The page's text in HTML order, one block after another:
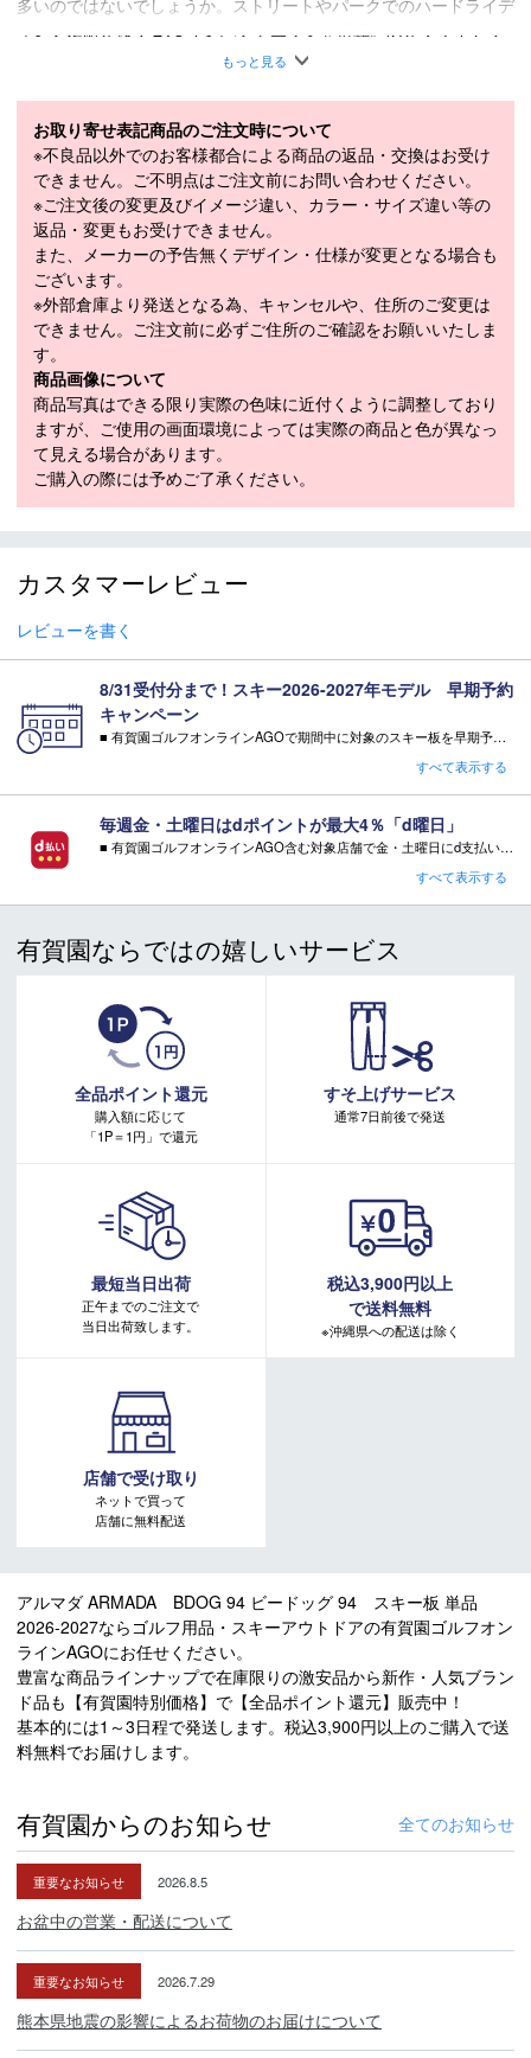
多いのではないでしょうか。ストリートやパークでのハードライデ
ィングに耐え抜く２.５インパクトエッジを搭載。あえてサイドウ
ォールを短くする事で、トップ＆テールがソフトで捻れやすくバタ
ります。25-26から、スキー全体が均一にたわむサークルフレック
スを改良を施しました。“より柔らかく、プレイフルに”薄いグラス
ファイバー２枚で、コアを挟むように配置することでより柔らか
く、よりきれいにスキーがたわむようになりました。Circle Flex＝
真円のようにたわみます。プレス時には体重を支え切らなければな
らないので、ただ柔らかいだけではなく、芯のある柔らかさがBD
OG最大の特徴です。ARMADAで最もソフトで遊び心溢れる1台で
あるに違いありません。多くのARインターナショナルライダーが
挙って使用するスキーの一つでもあります。
フリースタイルロッカー / ポプラアッシュコア / 2.5インパクトエ
ッジ / S7ベース / AR75 サイドウォール
SPECIFICATION
モデル
RA0000912
LENGTH（cm）
164cm / 172cm / 180cm
SIDECUT（mm）
121-94-116.5mm
モデル年
スキー 注意事項
＊商品情報はディーラーカタログを基に表記しております。
＊製造の時期により、デザインが商品画像と異なる場合がご
ざいます。
＊製造上におきる細かい傷・汚れは、不良品に該当はしませ
ん。
る場合がございます。
場合、取付工賃は無料です。
＊商品に質問などある場合は、ご購入前にショップまでお問
い合わせください。
もっと見る
お取り寄せ表記商品のご注文時について
※不良品以外でのお客様都合による商品の返品・交換はお受け
できません。ご不明点はご注文前にお問い合わせください。
※ご注文後の変更及びイメージ違い、カラー・サイズ違い等の
返品・変更もお受けできません。
また、メーカーの予告無くデザイン・仕様が変更となる場合も
ございます。
※外部倉庫より発送となる為、キャンセルや、住所のご変更は
できません。ご注文前に必ずご住所のご確認をお願いいたしま
す。
商品画像について
商品写真はできる限り実際の色味に近付くように調整しており
ますが、ご使用の画面環境によっては実際の商品と色が異なっ
て見える場合があります。
ご購入の際には予めご了承ください。
カスタマーレビュー
レビューを書く
8/31受付分まで！スキー2026-2027年モデル 早期予約
キャンペーン
■ 有賀園ゴルフオンラインAGOで期間中に対象のスキー板を早期予約頂いた方に有償オプションを無料サービス！
※相当額として記載している有償オプション金額は当店の通常金額となります。
注意事項：
・特典をご希望の場合は、必ずページ内でご選択ください。
・特典をご希望されない場合、その相当額の値引き・ご返金はございません。
すべて表示する
毎週金・土曜日はdポイントが最大4％「d曜日」
■ 有賀園ゴルフオンラインAGO含む対象店舗で金・土曜日にd支払いをすると
■ キャンペーン期間：毎週 金・土曜日 AM 0:00 - PM 23:59
注意事項：
・有賀園ポイントの獲得には別途ログイン/新規登録が必要です。
・本特典は予告なく変更・中止させて頂く場合があります。
・本キャンペーンの特典を受ける場合、ドコモ専用ページでエントリーが必要です。
詳しくはこちらをご確認ください。
キャンペーンページ
すべて表示する
有賀園ならではの嬉しいサービス
全品ポイント還元
購入額に応じて
「1P＝1円」で還元
すそ上げサービス
通常7日前後で発送
最短当日出荷
正午までのご注文で
当日出荷致します。
税込3,900円以上
で送料無料
※沖縄県への配送は除く
店舗で受け取り
ネットで買って
店舗に無料配送
アルマダ ARMADA BDOG 94 ビードッグ 94 スキー板 単品
2026-2027ならゴルフ用品・スキーアウトドアの有賀園ゴルフオン
ラインAGOにお任せください。
豊富な商品ラインナップで在庫限りの激安品から新作・人気ブラン
ド品も【有賀園特別価格】で【全品ポイント還元】販売中！
基本的には1～3日程で発送します。税込3,900円以上のご購入で送
料無料でお届けします。
有賀園からのお知らせ 全てのお知らせ
重要なお知らせ 2026.8.5
お盆中の営業・配送について
重要なお知らせ 2026.7.29
熊本県地震の影響によるお荷物のお届けについて